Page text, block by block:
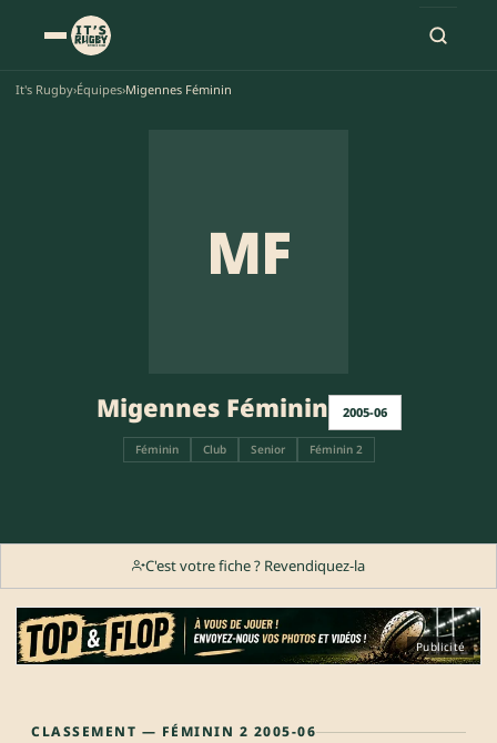
It's Rugby›Équipes›Migennes Féminin
MF
Migennes Féminin 2005-06
Féminin Club Senior Féminin 2
C'est votre fiche ? Revendiquez-la
Publicité
CLASSEMENT — FÉMININ 2 2005-06